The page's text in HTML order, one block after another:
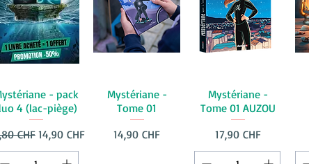
- pack
4 (lac-piège)
original
CHF Prix promotionnel
14,90 CHF
Mystériane -
Tome 01
Prix
14,90 CHF
Mystériane -
Tome 01 AUZOU
Prix
17,90 CHF